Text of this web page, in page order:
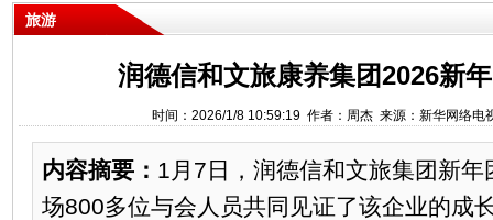
旅游
润德信和文旅康养集团2026新
时间：2026/1/8 10:59:19 作者：周杰 来源：新华网络
内容摘要： 1月7日，润德信和文旅集团新
场800多位与会人员共同见证了该企业的成